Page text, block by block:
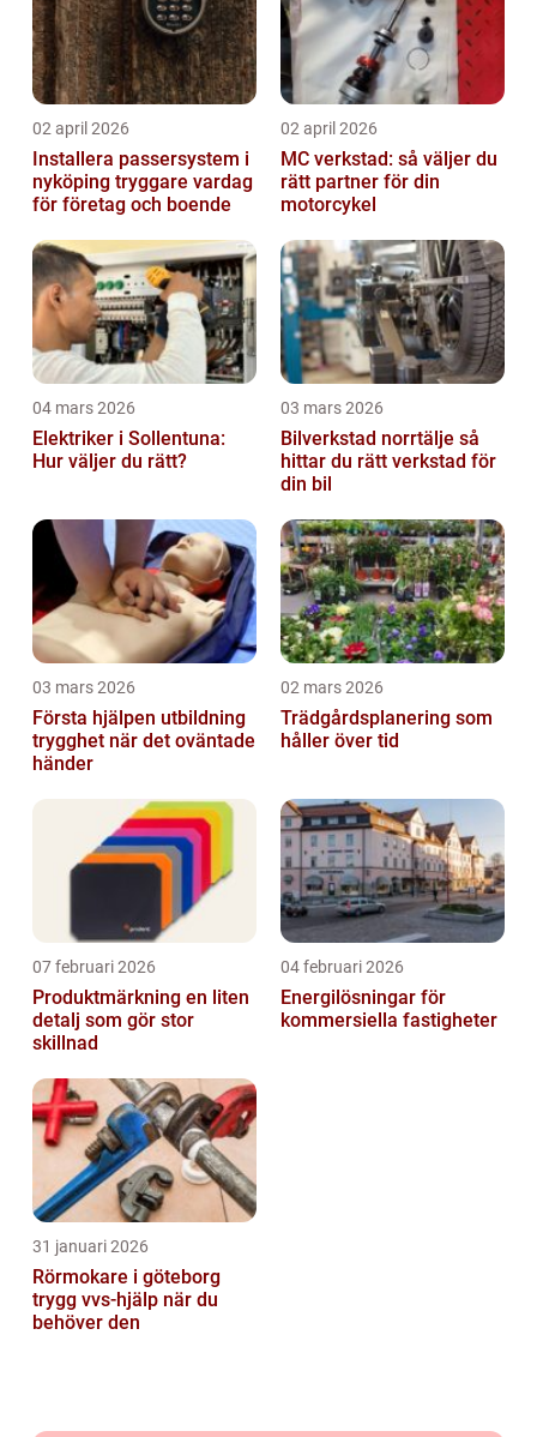
02 april 2026
Installera passersystem i
nyköping tryggare vardag
för företag och boende
02 april 2026
MC verkstad: så väljer du
rätt partner för din
motorcykel
04 mars 2026
Elektriker i Sollentuna:
Hur väljer du rätt?
03 mars 2026
Bilverkstad norrtälje så
hittar du rätt verkstad för
din bil
03 mars 2026
Första hjälpen utbildning
trygghet när det oväntade
händer
02 mars 2026
Trädgårdsplanering som
håller över tid
07 februari 2026
Produktmärkning en liten
detalj som gör stor
skillnad
04 februari 2026
Energilösningar för
kommersiella fastigheter
31 januari 2026
Rörmokare i göteborg
trygg vvs-hjälp när du
behöver den